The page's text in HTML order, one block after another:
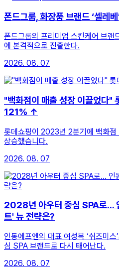
폰드그룹, 화장품 브랜드 ‘셀레
폰드그룹의 프리미엄 스킨케어 브랜
에 본격적으로 진출한다.
2026. 08. 07
"백화점이 매출 성장 이끌었다"
121% ↑
롯데쇼핑이 2023년 2분기에 백화점
상승했습니다.
2026. 08. 07
2028년 아우터 중심 SPA로...
트' 뉴 전략은?
인동에프엔의 대표 여성복 ‘쉬즈미
심 SPA 브랜드로 다시 태어난다.
2026. 08. 07